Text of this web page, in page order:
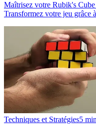
Maîtrisez votre Rubik's Cube
Transformez votre jeu grâce
Techniques et Stratégies5 min